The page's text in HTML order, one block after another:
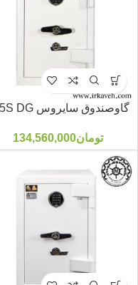
گاوصندوق سایروس 725S DG
تومان134,560,000